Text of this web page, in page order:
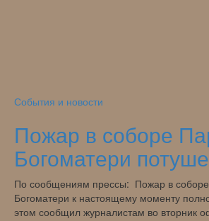
События и новости
Пожар в соборе
Богоматери
По сообщениям прессы: Пожар в
Богоматери к настоящему моменту
этом сообщил журналистам во вторник